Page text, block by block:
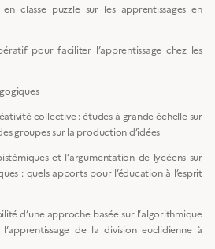
classe puzzle sur les apprentissages en
pour faciliter l’apprentissage chez les
collective : études à grande échelle sur
groupes sur la production d’idées
et l’argumentation de lycéens sur
: quels apports pour l’éducation à l’esprit
d’une approche basée sur l’algorithmique
de la division euclidienne à